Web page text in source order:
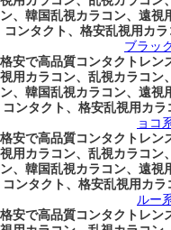
ン、韓国乱視カラコン、遠視
コンタクト、格安乱視用カ
ブラッ
格安で高品質コンタクトレン
視用カラコン、乱視カラコン
ン、韓国乱視カラコン、遠視
コンタクト、格安乱視用カ
ョコ
格安で高品質コンタクトレン
視用カラコン、乱視カラコン
ン、韓国乱視カラコン、遠視
コンタクト、格安乱視用カ
ルー
格安で高品質コンタクトレン